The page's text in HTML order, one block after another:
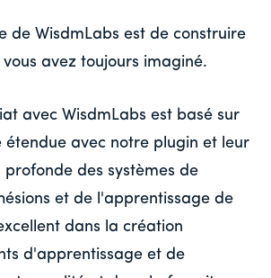
de WisdmLabs est de construire
avez toujours imaginé.
avec WisdmLabs est basé sur
étendue avec notre plugin et leur
profonde des systèmes de
et de l'apprentissage de
dans la création
d'apprentissage et de